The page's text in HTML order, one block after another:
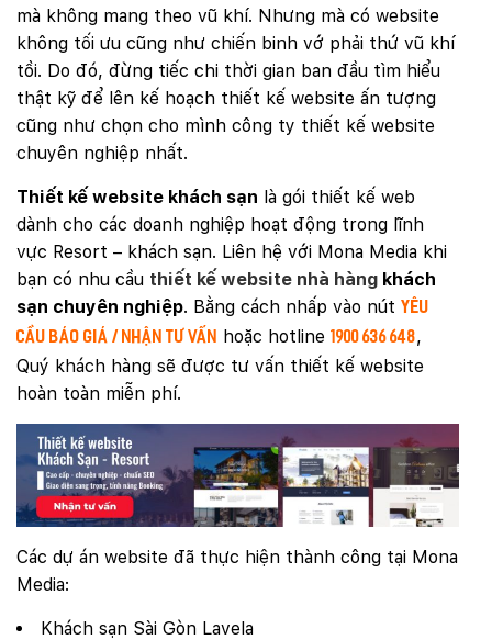
mà không mang theo vũ khí. Nhưng mà có website
không tối ưu cũng như chiến binh vớ phải thứ vũ khí
tồi. Do đó, đừng tiếc chi thời gian ban đầu tìm hiểu
thật kỹ để lên kế hoạch thiết kế website ấn tượng
cũng như chọn cho mình công ty thiết kế website
chuyên nghiệp nhất.
Thiết kế website khách sạn là gói thiết kế web
dành cho các doanh nghiệp hoạt động trong lĩnh
vực Resort – khách sạn. Liên hệ với Mona Media khi
bạn có nhu cầu thiết kế website nhà hàng khách
sạn chuyên nghiệp. Bằng cách nhấp vào nút Yêu
cầu báo giá / Nhận tư vấn hoặc hotline 1900 636 648,
Quý khách hàng sẽ được tư vấn thiết kế website
hoàn toàn miễn phí.
Các dự án website đã thực hiện thành công tại Mona
Media:
Khách sạn Sài Gòn Lavela